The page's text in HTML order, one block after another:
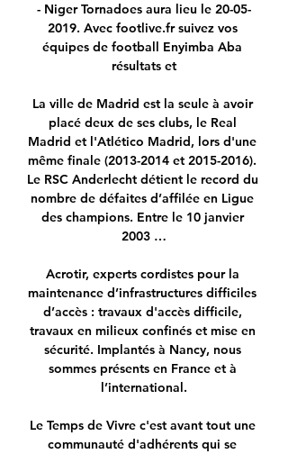
- Niger Tornadoes aura lieu le 20-05-
2019. Avec footlive.fr suivez vos
équipes de football Enyimba Aba
résultats et
La ville de Madrid est la seule à avoir
placé deux de ses clubs, le Real
Madrid et l'Atlético Madrid, lors d'une
même finale (2013-2014 et 2015-2016).
Le RSC Anderlecht détient le record du
nombre de défaites d’affilée en Ligue
des champions. Entre le 10 janvier
2003 …
Acrotir, experts cordistes pour la
maintenance d’infrastructures difficiles
d’accès : travaux d'accès difficile,
travaux en milieux confinés et mise en
sécurité. Implantés à Nancy, nous
sommes présents en France et à
l’international.
Le Temps de Vivre c'est avant tout une
communauté d'adhérents qui se